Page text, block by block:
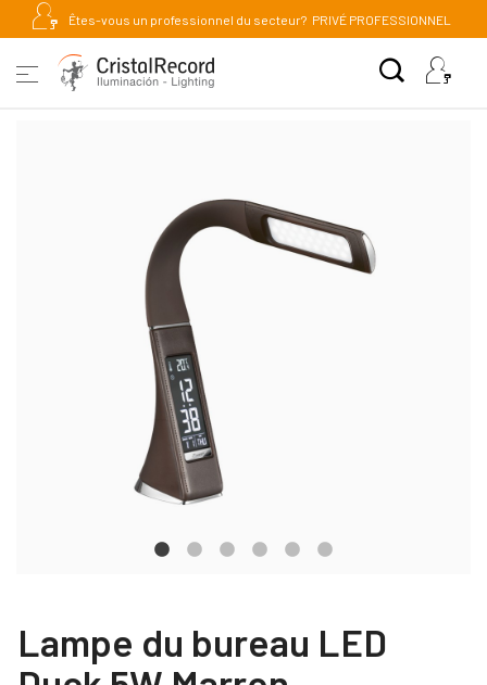
Êtes-vous un professionnel du secteur? PRIVÉ PROFESSIONNEL
Lampe du bureau LED